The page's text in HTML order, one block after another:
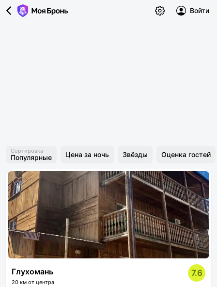
Войти
Сортировка
Популярные Цена за ночь Звёзды Оценка гостей
Глухомань
20 км от центра
7.6